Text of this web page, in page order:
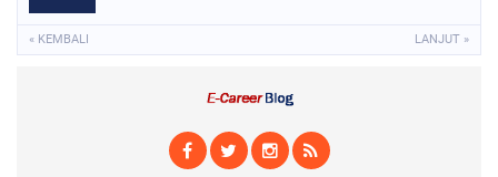
« KEMBALI LANJUT »